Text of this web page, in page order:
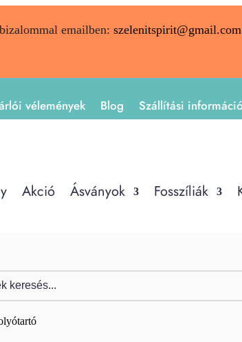
emailben: szelenitspirit@gmail.com
vélemények Blog Szállítási
Akció Ásványok Fosszíliák